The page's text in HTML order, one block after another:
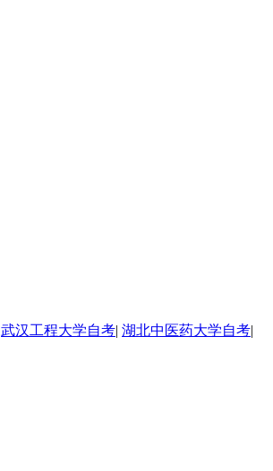
武汉工程大学自考| 湖北中医药大学自考|